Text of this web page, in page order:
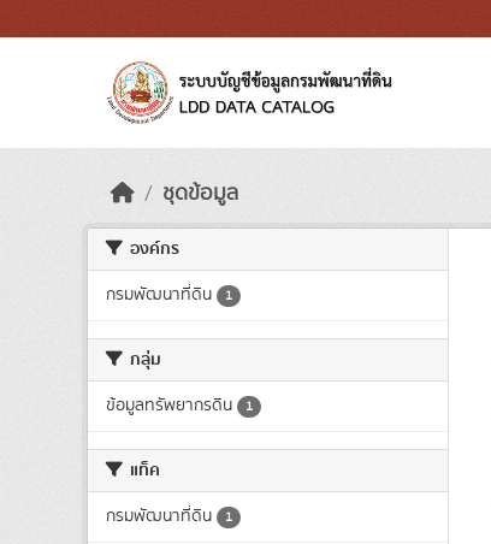
ชุดข้อมูล
องค์กร
กรมพัฒนาที่ดิน 1
กลุ่ม
ข้อมูลทรัพยากรดิน 1
แท็ค
กรมพัฒนาที่ดิน 1